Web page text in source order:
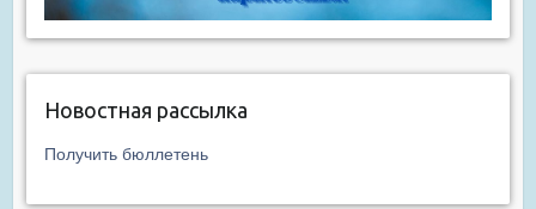
Новостная рассылка
Получить бюллетень